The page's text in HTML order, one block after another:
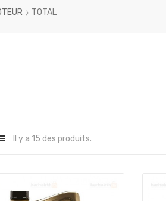
TOTAL
Il y a 15 des produits.